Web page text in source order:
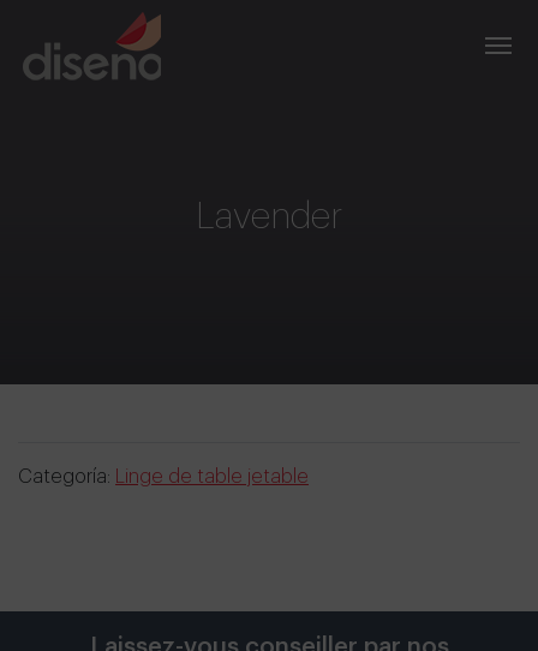
Lavender
Categoría: Linge de table jetable